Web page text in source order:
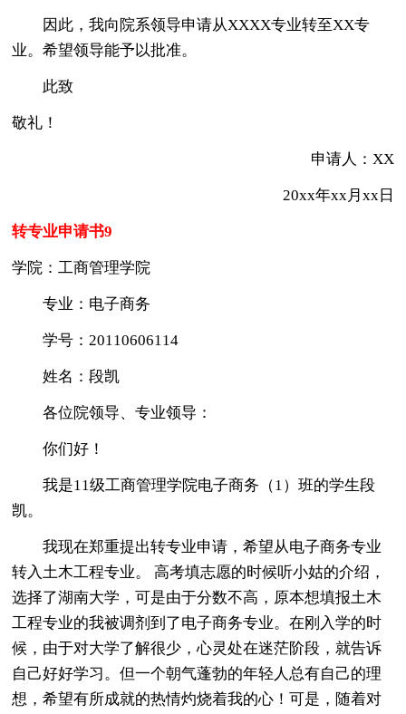
因此，我向院系领导申请从XXXX专业转至XX专
业。希望领导能予以批准。
此致
敬礼！
申请人：XX
20xx年xx月xx日
转专业申请书9
学院：工商管理学院
专业：电子商务
学号：20110606114
姓名：段凯
各位院领导、专业领导：
你们好！
我是11级工商管理学院电子商务（1）班的学生段
凯。
我现在郑重提出转专业申请，希望从电子商务专业
转入土木工程专业。 高考填志愿的时候听小姑的介绍，
选择了湖南大学，可是由于分数不高，原本想填报土木
工程专业的我被调剂到了电子商务专业。在刚入学的时
候，由于对大学了解很少，心灵处在迷茫阶段，就告诉
自己好好学习。但一个朝气蓬勃的年轻人总有自己的理
想，希望有所成就的热情灼烧着我的心！可是，随着对